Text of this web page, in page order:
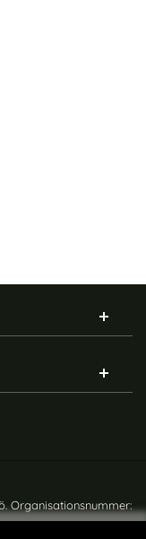
Organisationsnummer: